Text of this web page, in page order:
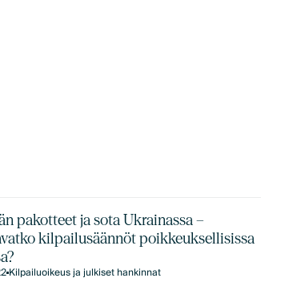
pakotteet ja sota Ukrainassa –
kilpailusäännöt poikkeuksellisissa
Kilpailuoikeus ja julkiset hankinnat